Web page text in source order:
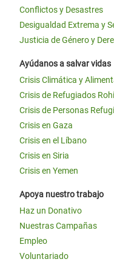
Conflictos y Desastres
Desigualdad Extrema y
Justicia de Género y
Ayúdanos a salvar vidas
Crisis Climática y
Crisis de Refugiados
Crisis de Personas
Crisis en Gaza
Crisis en el Líbano
Crisis en Siria
Crisis en Yemen
Apoya nuestro trabajo
Haz un Donativo
Nuestras Campañas
Empleo
Voluntariado